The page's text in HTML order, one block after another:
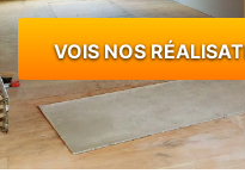
VOIS NOS